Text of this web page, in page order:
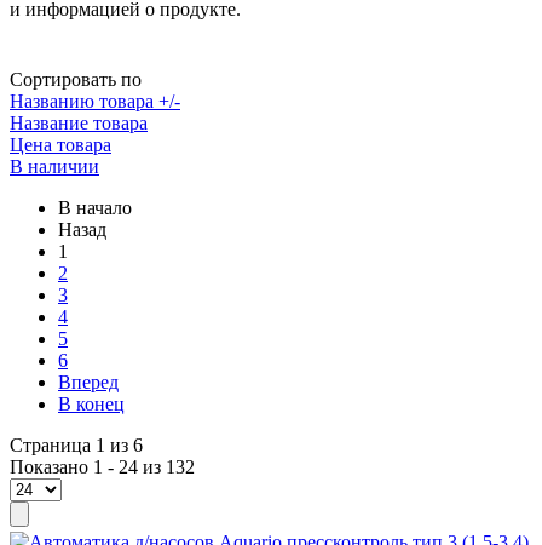
и информацией о продукте.
Сортировать по
Названию товара +/-
Название товара
Цена товара
В наличии
В начало
Назад
1
2
3
4
5
6
Вперед
В конец
Страница 1 из 6
Показано 1 - 24 из 132